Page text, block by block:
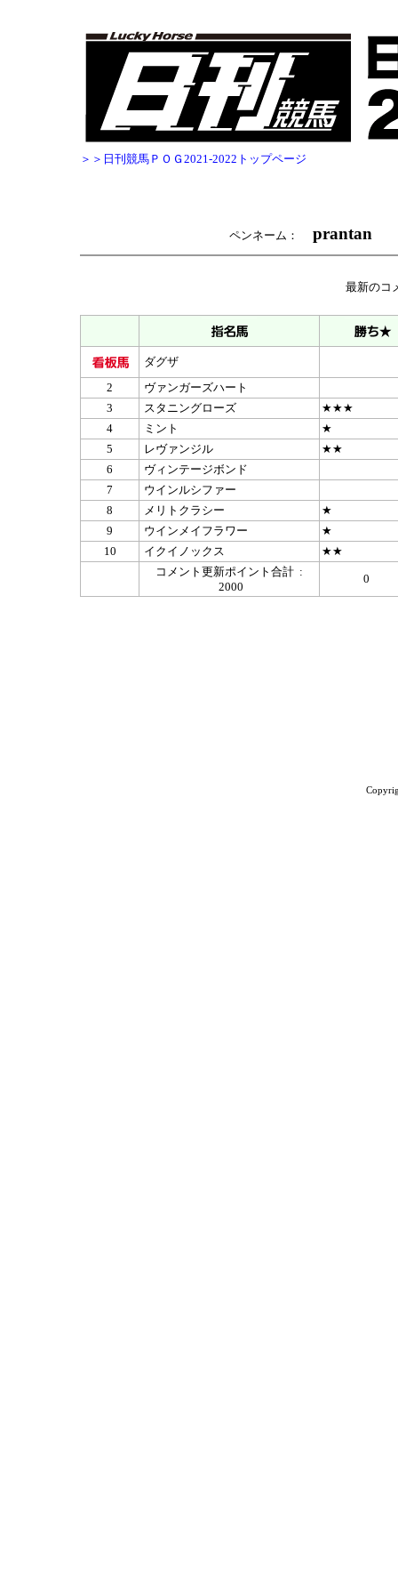
＞＞日刊競馬ＰＯＧ2021-2022トップページ
ペンネーム： prantan
最新のコ
ダグザ
2
ヴァンガーズハート
3
スタニングローズ
★★★
4
ミント
★
5
レヴァンジル
★★
6
ヴィンテージボンド
7
ウインルシファー
8
メリトクラシー
★
9
ウインメイフラワー
★
10
イクイノックス
★★
コメント更新ポイント合計 :
2000
0